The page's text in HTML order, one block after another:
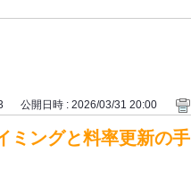
公開日時 : 2026/03/31 20:00
ミングと料率更新の手